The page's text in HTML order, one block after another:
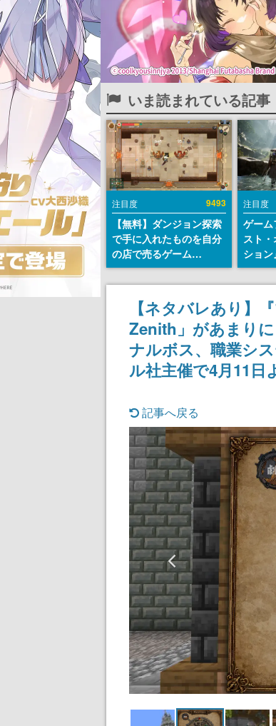
いま読まれている記事
注目度 9493
【無料】ダンジョン探索
で手に入れたものを自分
の店で売るゲーム
『Moonlighter』が
Steamにて無料配布中！
続編『Moonlighter 2』
の9月2日正式リリースを
記念したキャンペーン
注目度
ゲー
スト
ショ
デ方
から
止めて
チは
され
【ネタバレあり】
Zenith」があまり
ナルボス、職業シ
ル社主催で4月11日
記事へ戻る